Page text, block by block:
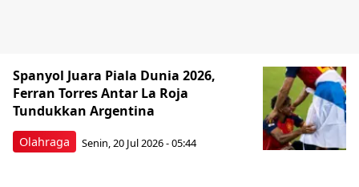
Olahraga
Spanyol Juara Piala Dunia 2026,
Ferran Torres Antar La Roja
Tundukkan Argentina
Senin, 20 Jul 2026 - 05:44